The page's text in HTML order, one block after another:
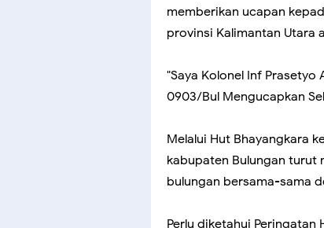
memberikan ucapan
provinsi Kalimantan Utara
"Saya Kolonel Inf Prasetyo
0903/Bul Mengucapkan
Melalui Hut Bhayangkara
kabupaten Bulungan turut
bulungan bersama-sama
Perlu diketahui Peringatan